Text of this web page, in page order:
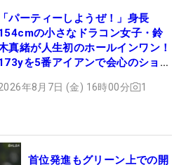
てみせた。米ジュニア界にと
ーズにとっても忘れられない
る。みんなともっと会う機会
笑顔でメディアにもあいさ
メンバー入りが決定し、今季
が可能となる。次週は同じニ
「パーティーしようぜ！」身長
の小さなドラコン女子・鈴
真緒が人生初のホールインワン！
を5番アイアンで会心のショッ
年8月7日 (金) 16時00分 1
首位発進もグリーン上での開